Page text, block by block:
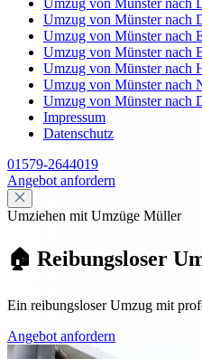
Umzug von Münster nach
Umzug von Münster nach
Umzug von Münster nach
Umzug von Münster nach
Umzug von Münster nach
Umzug von Münster nach
Umzug von Münster nach
Impressum
Datenschutz
01579-2644019
Angebot anfordern
Umziehen mit Umzüge Müller
🏠 Reibungsloser
Ein reibungsloser Umzug mit
Angebot anfordern